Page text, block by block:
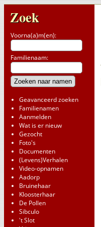
Zoek
Voorna(a)m(en):
Familienaam:
Geavanceerd zoeken
Familienamen
Aanmelden
Wat is er nieuw
Gezocht
Foto's
Documenten
(Levens)Verhalen
Video-opnamen
Aadorp
Bruinehaar
Kloosterhaar
De Pollen
Sibculo
't Slot